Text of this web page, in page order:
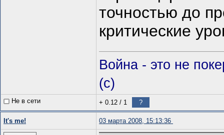
точностью до
критические
Война - это не
(c)
Не в сети + 0.12 / 1 ?
It's me! 03 марта 2008, 15:13:36